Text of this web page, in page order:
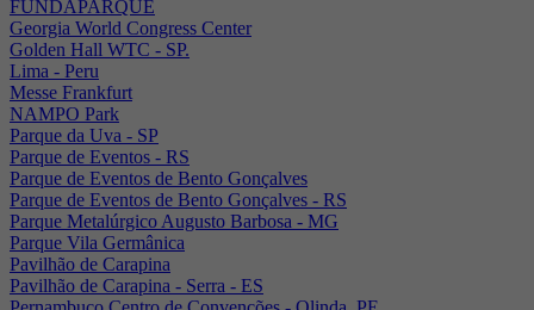
FUNDAPARQUE
Georgia World Congress Center
Golden Hall WTC - SP.
Lima - Peru
Messe Frankfurt
NAMPO Park
Parque da Uva - SP
Parque de Eventos - RS
Parque de Eventos de Bento Gonçalves
Parque de Eventos de Bento Gonçalves - RS
Parque Metalúrgico Augusto Barbosa - MG
Parque Vila Germânica
Pavilhão de Carapina
Pavilhão de Carapina - Serra - ES